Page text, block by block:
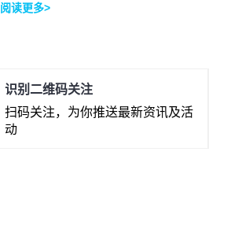
阅读更多>
识别二维码关注
扫码关注，为你推送最新资讯及活
动